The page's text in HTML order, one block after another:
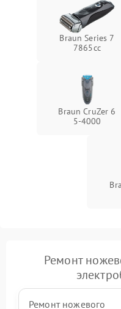
Braun Series 7
7865cc
Braun CruZer 6
5‑4000
Ремонт
Ремонт ножевого